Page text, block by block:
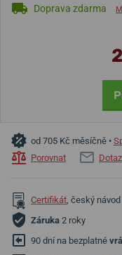
Doprava zdarma
od 705 Kč měsíčně •
Porovnat
Dotaz
Certifikát, český
Záruka 2 roky
90 dní na bezplatné